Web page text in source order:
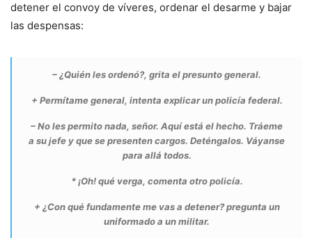
detener el convoy de víveres, ordenar el desarme y bajar
las despensas:
– ¿Quién les ordenó?, grita el presunto general.
+ Permítame general, intenta explicar un policía federal.
– No les permito nada, señor. Aquí está el hecho. Tráeme
a su jefe y que se presenten cargos. Deténgalos. Váyanse
para allá todos.
* ¡Oh! qué verga, comenta otro policía.
+ ¿Con qué fundamente me vas a detener? pregunta un
uniformado a un militar.